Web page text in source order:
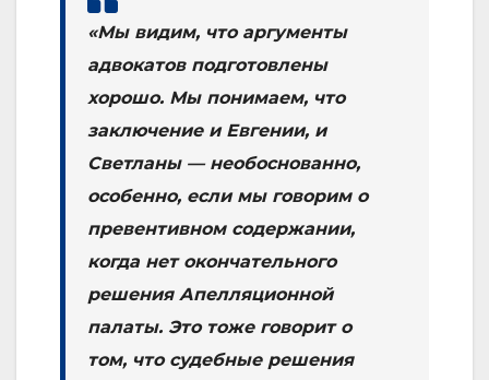
«Мы видим, что аргументы
адвокатов подготовлены
хорошо. Мы понимаем, что
заключение и Евгении, и
Светланы — необоснованно,
особенно, если мы говорим о
превентивном содержании,
когда нет окончательного
решения Апелляционной
палаты. Это тоже говорит о
том, что судебные решения